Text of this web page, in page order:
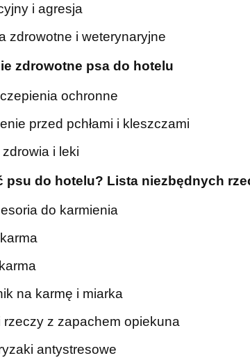
i agresja
zdrowotne i weterynaryjne
zdrowotne psa do hotelu
ochronne
przed pchłami i kleszczami
i leki
psu do hotelu? Lista niezbędnych
do karmienia
na karmę i miarka
rzeczy z zapachem opiekuna
antystresowe